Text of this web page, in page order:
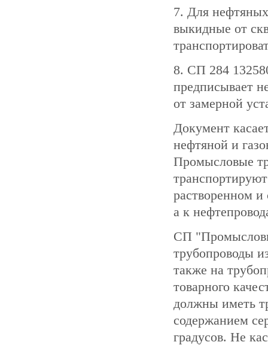
7. Для
выкидные от
8. СП 284
предписывает
от замерной
Документ
нефтяной и
Промысловые
растворенном и
а к
СП
трубопроводы
также на
товарного
должны иметь
содержанием
градусов. Не